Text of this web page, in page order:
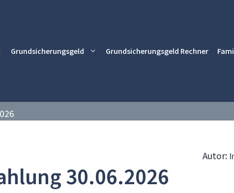
Grundsicherungsgeld Grundsicherungsgeld Rechner
Autor:
30.06.2026